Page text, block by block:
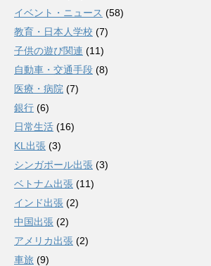
イベント・ニュース (58)
教育・日本人学校 (7)
子供の遊び関連 (11)
自動車・交通手段 (8)
医療・病院 (7)
銀行 (6)
日常生活 (16)
KL出張 (3)
シンガポール出張 (3)
ベトナム出張 (11)
インド出張 (2)
中国出張 (2)
アメリカ出張 (2)
車旅 (9)